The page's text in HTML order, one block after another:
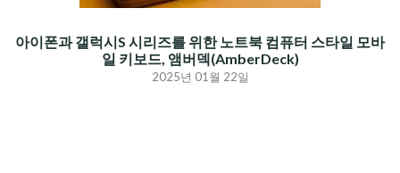
아이폰과 갤럭시S 시리즈를 위한 노트북 컴퓨터 스타일 모바
일 키보드, 앰버덱(AmberDeck)
2025년 01월 22일